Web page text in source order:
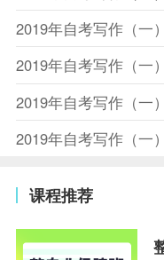
2019年自考写作（一
2019年自考写作（一
2019年自考写作（一
2019年自考写作（一
课程推荐